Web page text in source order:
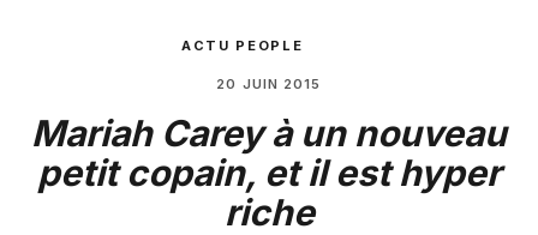
ACTU PEOPLE
20 JUIN 2015
Mariah Carey à un nouveau
petit copain, et il est hyper
riche